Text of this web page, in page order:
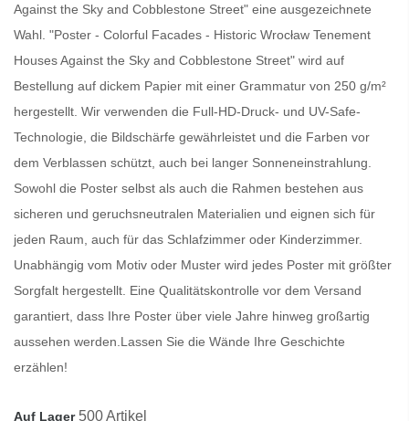
Against the Sky and Cobblestone Street" eine ausgezeichnete
Wahl. "Poster - Colorful Facades - Historic Wrocław Tenement
Houses Against the Sky and Cobblestone Street" wird auf
Bestellung auf dickem Papier mit einer Grammatur von 250 g/m²
hergestellt. Wir verwenden die Full-HD-Druck- und UV-Safe-
Technologie, die Bildschärfe gewährleistet und die Farben vor
dem Verblassen schützt, auch bei langer Sonneneinstrahlung.
Sowohl die Poster selbst als auch die Rahmen bestehen aus
sicheren und geruchsneutralen Materialien und eignen sich für
jeden Raum, auch für das Schlafzimmer oder Kinderzimmer.
Unabhängig vom Motiv oder Muster wird jedes Poster mit größter
Sorgfalt hergestellt. Eine Qualitätskontrolle vor dem Versand
garantiert, dass Ihre Poster über viele Jahre hinweg großartig
aussehen werden. Lassen Sie die Wände Ihre Geschichte
erzählen!
Auf Lager 500 Artikel